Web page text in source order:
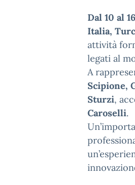
Dal 10 al
Italia,
attività
legati al
A
Scipione,
Sturzi,
Caroselli.